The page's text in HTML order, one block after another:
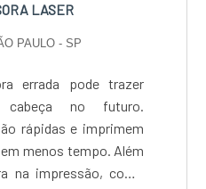
LASER
PAULO - SP
errada pode trazer
no futuro.
rápidas e imprimem
menos tempo. Além
na impressão, como